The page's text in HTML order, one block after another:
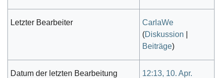
Letzter Bearbeiter
CarlaWe
(Diskussion
Beiträge)
Datum der letzten Bearbeitung
12:13, 10. Apr.